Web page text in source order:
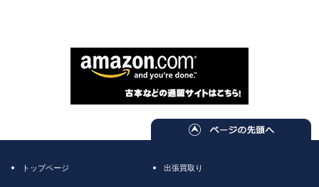
トップページ 出張買取り